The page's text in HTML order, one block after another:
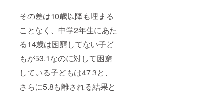
その差は10歳以降も埋まる
ことなく、中学2年生にあた
る14歳は困窮してない子ど
もが53.1なのに対して困窮
している子どもは47.3と、
さらに5.8も離される結果と